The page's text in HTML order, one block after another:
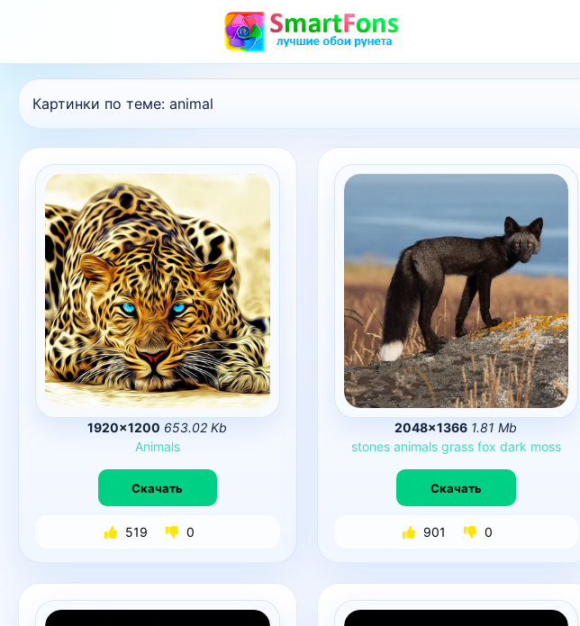
Картинки по теме: animal
1920×1200 653.02 Kb
Animals
Скачать
519 0
2048×1366 1.81 Mb
stones animals grass fox dark moss
Скачать
901 0